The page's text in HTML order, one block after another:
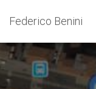
Federico Benini